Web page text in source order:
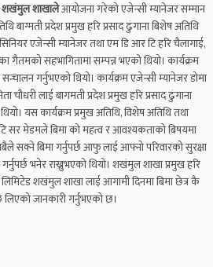
शखंमुल शाखालेआयोजना गरेको एजेन्सी म्यानेजर सम्मान
बाग्मती प्रदेश प्रमुख हरि प्रसाद ढुंगाना बिशेष अतिथि‌
एजेन्सी म्यानेजर तथा एम डि आर टि हरि चैलागाई,
गैतमको सहभागितामा‌ सम्पन्न भएको थियो। कार्यक्रम
गर्नुभएको थियो। कार्यक्रम एजेन्सी म्यानेजर डोमा
चाैधरी लाई बागमती प्रदेश प्रमुख हरि प्रसाद ढुंगाना
यस‌ कार्यक्रम प्रमुख अतिथि, विशेष अतिथि तथा
सर मेडमले बिमा को महत्व र आवश्यकताको बिषयमा
सक्ने बिमा गर्नुपर्छ आफु लाई आफ्नो परिवारको सुरक्षा
भनेर राख्नुभएको थियो। शखंमुल शाखा प्रमुख हरि
शखंमुल शाखा लाई आगामी दिनमा बिमा छेत्र कै
जानकारी गर्नुभएको छ।